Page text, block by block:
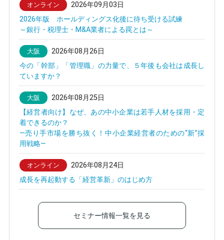
オンライン
2026年09月03日
2026年版 ホールディングス化後に待ち受ける試練
～銀行・税理士・M&A業者による罠とは～
大阪
2026年08月26日
今の「幹部」「管理職」の力量で、５年後も会社は成長し
ていますか？
大阪
2026年08月25日
【経営者向け】なぜ、あの中小企業は若手人材を採用・定
着できるのか？
—売り手市場を勝ち抜く！中小企業経営者のための“新”採
用戦略—
オンライン
2026年08月24日
成長を再起動する「経営革新」のはじめ方
セミナー情報一覧を見る